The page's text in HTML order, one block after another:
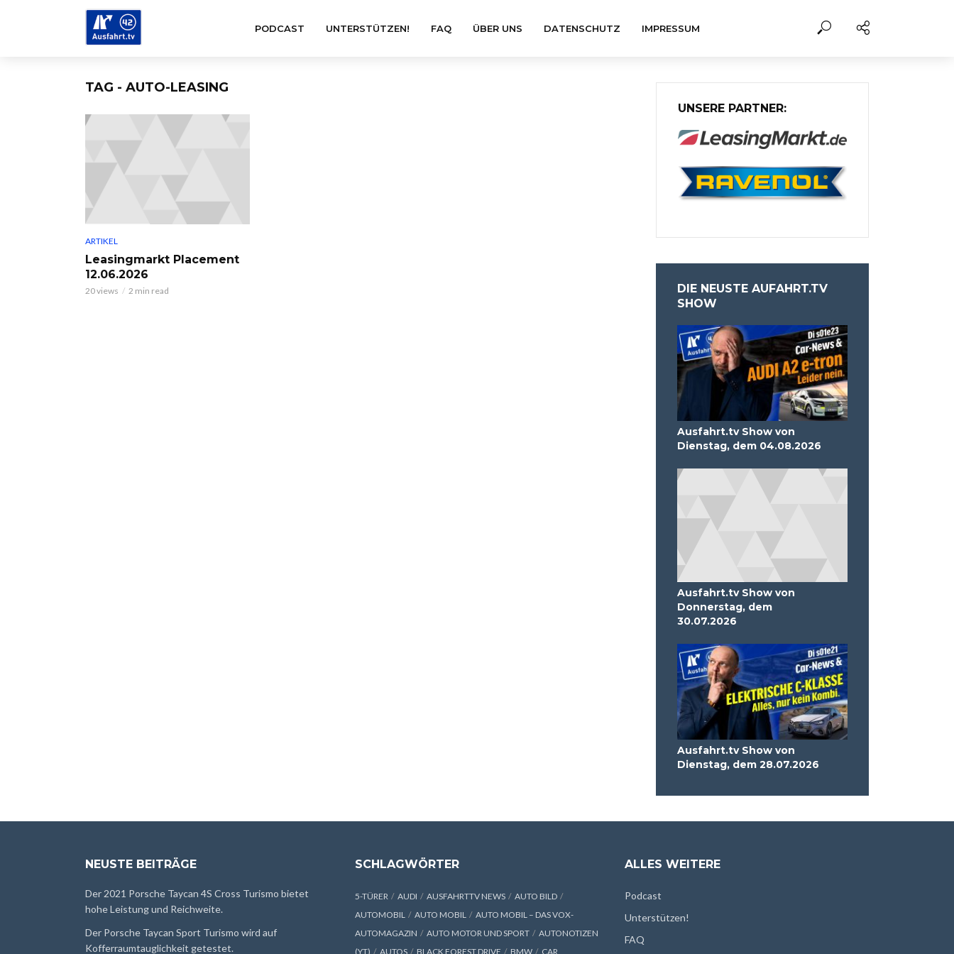
PODCAST UNTERSTÜTZEN! FAQ ÜBER UNS DATENSCHUTZ IMPRESSUM
TAG - AUTO-LEASING
ARTIKEL
Leasingmarkt Placement
12.06.2026
20 views 2 min read
UNSERE PARTNER:
DIE NEUSTE AUFAHRT.TV
SHOW
Ausfahrt.tv Show von
Dienstag, dem 04.08.2026
Ausfahrt.tv Show von
Donnerstag, dem
30.07.2026
Ausfahrt.tv Show von
Dienstag, dem 28.07.2026
NEUSTE BEITRÄGE
Der 2021 Porsche Taycan 4S Cross Turismo bietet
hohe Leistung und Reichweite.
Der Porsche Taycan Sport Turismo wird auf
Kofferraumtauglichkeit getestet.
SCHLAGWÖRTER
5-TÜRER AUDI AUSFAHRTTV NEWS
AUTO BILD
AUTOMOBIL
AUTO MOBIL
AUTO MOBIL – DAS VOX-
AUTOMAGAZIN
AUTO MOTOR UND SPORT
AUTONOTIZEN
(YT)
AUTOS BLACK FOREST DRIVE BMW CAR
ALLES WEITERE
Podcast
Unterstützen!
FAQ